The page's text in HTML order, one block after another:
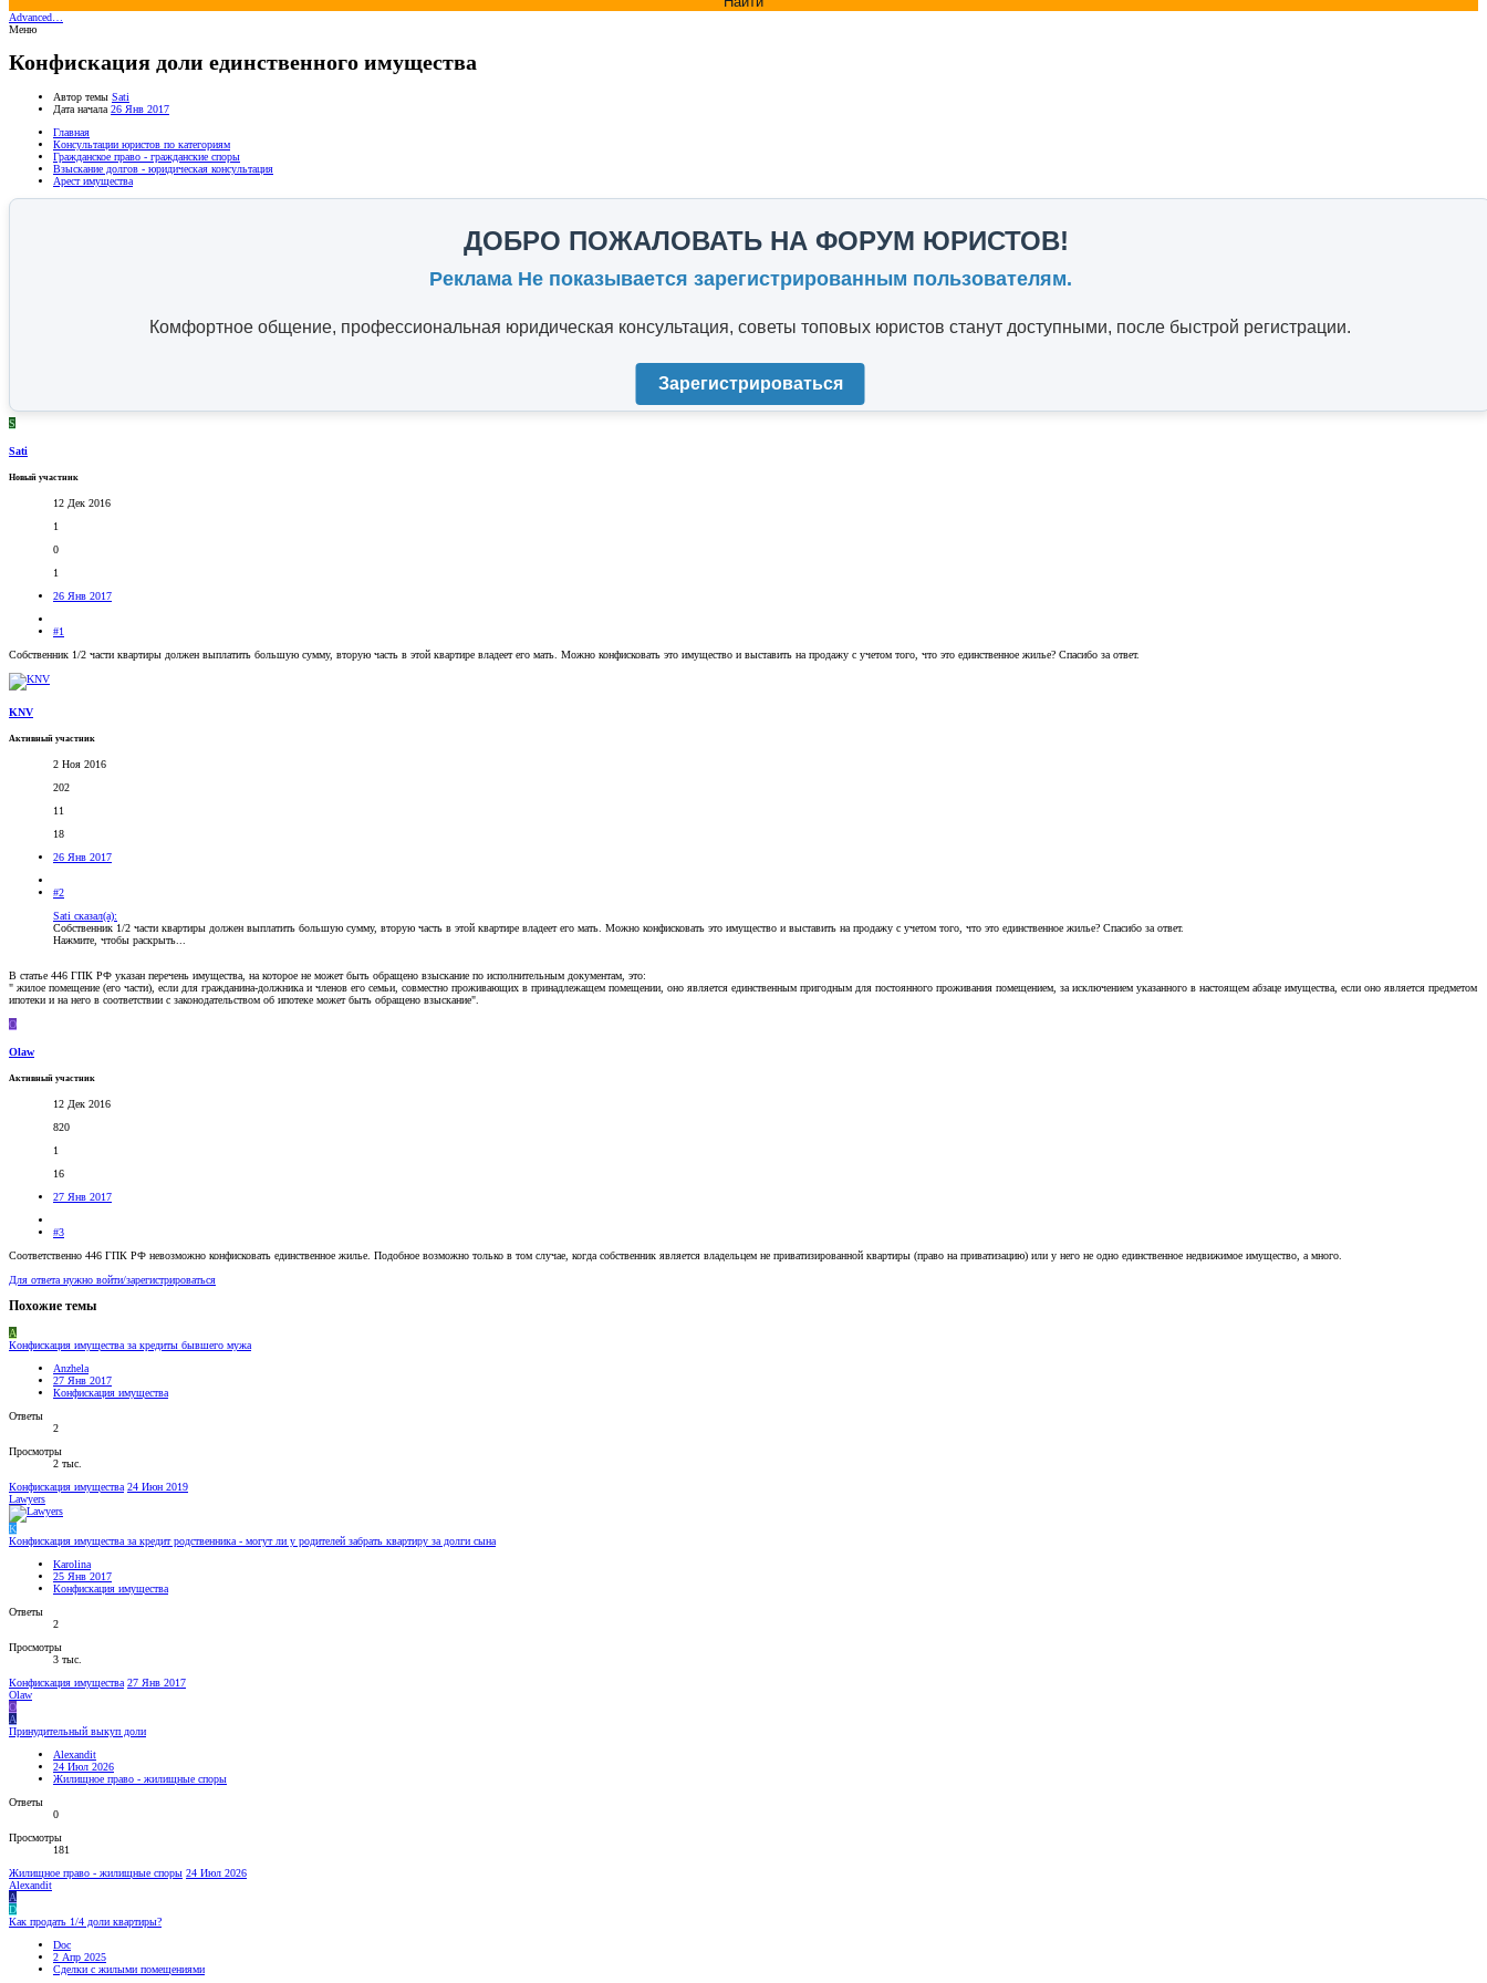
Advanced…
Меню
Конфискация доли единственного имущества
Автор темы Sati
Дата начала 26 Янв 2017
Главная
Консультации юристов по категориям
Гражданское право - гражданские споры
Взыскание долгов - юридическая консультация
Арест имущества
ДОБРО ПОЖАЛОВАТЬ НА ФОРУМ ЮРИСТОВ!
Реклама Не показывается зарегистрированным пользователям.
Комфортное общение, профессиональная юридическая консультация, советы топовых юристов станут доступными, после быстрой регистрации.
Зарегистрироваться
S
Sati
Новый участник
12 Дек 2016
1
0
1
26 Янв 2017
#1
Собственник 1/2 части квартиры должен выплатить большую сумму, вторую часть в этой квартире владеет его мать. Можно конфисковать это имущество и выставить на продажу с учетом того, что это единственное жилье? Спасибо за ответ.
KNV
Активный участник
2 Ноя 2016
202
11
18
26 Янв 2017
#2
Sati сказал(а):
Собственник 1/2 части квартиры должен выплатить большую сумму, вторую часть в этой квартире владеет его мать. Можно конфисковать это имущество и выставить на продажу с учетом того, что это единственное жилье? Спасибо за ответ.
Нажмите, чтобы раскрыть...
В статье 446 ГПК РФ указан перечень имущества, на которое не может быть обращено взыскание по исполнительным документам, это:
" жилое помещение (его части), если для гражданина-должника и членов его семьи, совместно проживающих в принадлежащем помещении, оно является единственным пригодным для постоянного проживания помещением, за исключением указанного в настоящем абзаце имущества, если оно является предметом
ипотеки и на него в соответствии с законодательством об ипотеке может быть обращено взыскание".
O
Olaw
Активный участник
12 Дек 2016
820
1
16
27 Янв 2017
#3
Соответственно 446 ГПК РФ невозможно конфисковать единственное жилье. Подобное возможно только в том случае, когда собственник является владельцем не приватизированной квартиры (право на приватизацию) или у него не одно единственное недвижимое имущество, а много.
Для ответа нужно войти/зарегистрироваться
Похожие темы
A
Конфискация имущества за кредиты бывшего мужа
Anzhela
27 Янв 2017
Конфискация имущества
Ответы
2
Просмотры
2 тыс.
Конфискация имущества 24 Июн 2019
Lawyers
K
Конфискация имущества за кредит родственника - могут ли у родителей забрать квартиру за долги сына
Karolina
25 Янв 2017
Конфискация имущества
Ответы
2
Просмотры
3 тыс.
Конфискация имущества 27 Янв 2017
Olaw
O
A
Принудительный выкуп доли
Alexandit
24 Июл 2026
Жилищное право - жилищные споры
Ответы
0
Просмотры
181
Жилищное право - жилищные споры 24 Июл 2026
Alexandit
A
D
Как продать 1/4 доли квартиры?
Doc
2 Апр 2025
Сделки с жилыми помещениями